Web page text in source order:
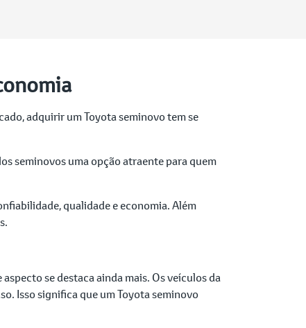
adquirir um Toyota seminovo tem se
seminovos uma opção atraente para quem
qualidade e economia. Além
se destaca ainda mais. Os veículos da
Isso significa que um Toyota seminovo